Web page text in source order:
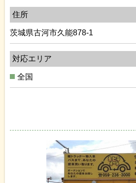
住所
茨城県古河市久能878-1
対応エリア
全国